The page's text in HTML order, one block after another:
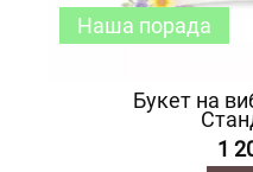
Букет на
1
Наша порада